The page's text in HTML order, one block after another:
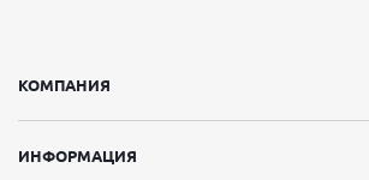
КОМПАНИЯ
ИНФОРМАЦИЯ